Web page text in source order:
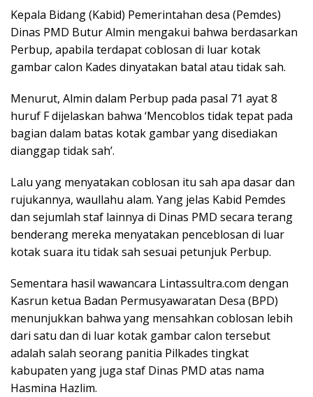
Kepala Bidang (Kabid) Pemerintahan desa (Pemdes)
Dinas PMD Butur Almin mengakui bahwa berdasarkan
Perbup, apabila terdapat coblosan di luar kotak
gambar calon Kades dinyatakan batal atau tidak sah.
Menurut, Almin dalam Perbup pada pasal 71 ayat 8
huruf F dijelaskan bahwa ‘Mencoblos tidak tepat pada
bagian dalam batas kotak gambar yang disediakan
dianggap tidak sah’.
Lalu yang menyatakan coblosan itu sah apa dasar dan
rujukannya, waullahu alam. Yang jelas Kabid Pemdes
dan sejumlah staf lainnya di Dinas PMD secara terang
benderang mereka menyatakan penceblosan di luar
kotak suara itu tidak sah sesuai petunjuk Perbup.
Sementara hasil wawancara Lintassultra.com dengan
Kasrun ketua Badan Permusyawaratan Desa (BPD)
menunjukkan bahwa yang mensahkan coblosan lebih
dari satu dan di luar kotak gambar calon tersebut
adalah salah seorang panitia Pilkades tingkat
kabupaten yang juga staf Dinas PMD atas nama
Hasmina Hazlim.